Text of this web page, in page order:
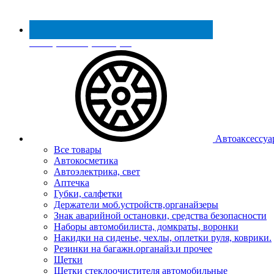
Реестр МинПромТорга
Все товары
Автокосметика
Автоэлектрика, свет
Аптечка
Губки, салфетки
Держатели моб.устройств,органайзеры
Знак аварийной остановки, средства безопасности
Наборы автомобилиста, домкраты, воронки
Накидки на сиденье, чехлы, оплетки руля, коврики.
Резинки на багажн.органайз.и прочее
Щетки
Щетки стеклоочистителя автомобильные